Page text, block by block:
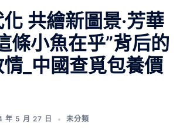
共繪新圖景·芳華
條小魚在乎”背后的
情_中國查覓包養價
年 5 月 27 日 未分類